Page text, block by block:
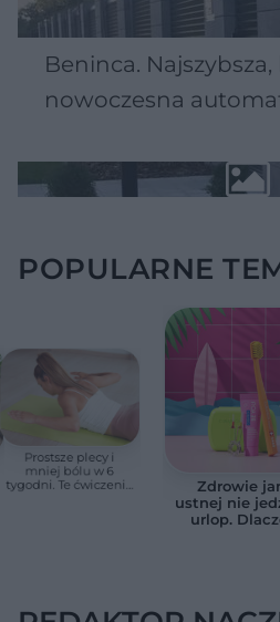
Beninca.
nowoczesna
POPULARNE
Prostsze plecy i
mniej bólu w 6
tygodni. Te ćwiczenia
Zdrowie
ustnej nie
urlop.